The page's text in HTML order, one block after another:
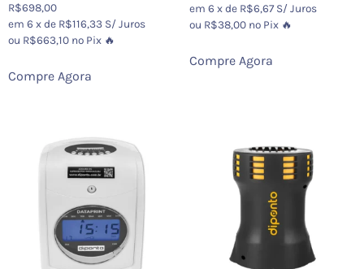
R$698,00
em 6 x de R$116,33 S/ Juros
ou R$663,10 no Pix 🔥
Compre Agora
em 6 x de R$6,67S/ Juros
ou R$38,00 no Pix 🔥
Compre Agora